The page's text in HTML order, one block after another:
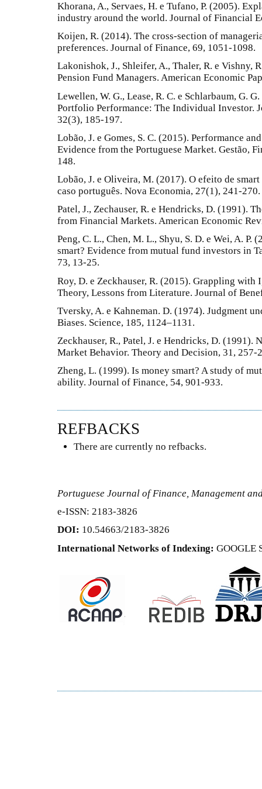
Khorana, A., Servaes, H. e Tufano, P. (2005).
industry around the world. Journal of Financial
Koijen, R. (2014). The cross-section of
preferences. Journal of Finance, 69, 1051-1098.
Lakonishok, J., Shleifer, A., Thaler, R. e Vishny,
Pension Fund Managers. American Economic
Lewellen, W. G., Lease, R. C. e Schlarbaum, G.
Portfolio Performance: The Individual Investor.
32(3), 185-197.
Lobão, J. e Gomes, S. C. (2015). Performance
Evidence from the Portuguese Market. Gestão,
148.
Lobão, J. e Oliveira, M. (2017). O efeito de
caso português. Nova Economia, 27(1), 241-270.
Patel, J., Zechauser, R. e Hendricks, D. (1991).
from Financial Markets. American Economic
Peng, C. L., Chen, M. L., Shyu, S. D. e Wei, A.
smart? Evidence from mutual fund investors in
73, 13-25.
Roy, D. e Zeckhauser, R. (2015). Grappling
Theory, Lessons from Literature. Journal of
Tversky, A. e Kahneman. D. (1974). Judgment
Biases. Science, 185, 1124–1131.
Zeckhauser, R., Patel, J. e Hendricks, D. (1991).
Market Behavior. Theory and Decision, 31, 257-
Zheng, L. (1999). Is money smart? A study of
ability. Journal of Finance, 54, 901-933.
REFBACKS
There are currently no refbacks.
Portuguese Journal of Finance, Management
e-ISSN: 2183-3826
DOI: 10.54663/2183-3826
International Networks of Indexing: GOOGLE